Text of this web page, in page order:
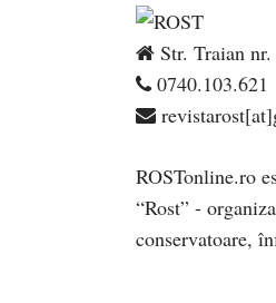
Str. Traian
0740.103.621
ROSTonline.ro
“Rost” -
conservatoare,